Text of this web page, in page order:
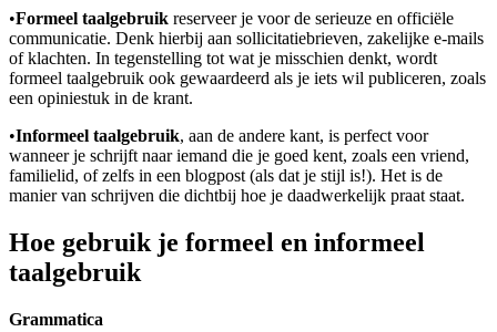
•Formeel taalgebruik reserveer je voor de serieuze en officiële
communicatie. Denk hierbij aan sollicitatiebrieven, zakelijke e-mails
of klachten. In tegenstelling tot wat je misschien denkt, wordt
formeel taalgebruik ook gewaardeerd als je iets wil publiceren, zoals
een opiniestuk in de krant.
•Informeel taalgebruik, aan de andere kant, is perfect voor
wanneer je schrijft naar iemand die je goed kent, zoals een vriend,
familielid, of zelfs in een blogpost (als dat je stijl is!). Het is de
manier van schrijven die dichtbij hoe je daadwerkelijk praat staat.
Hoe gebruik je formeel en informeel
taalgebruik
Grammatica